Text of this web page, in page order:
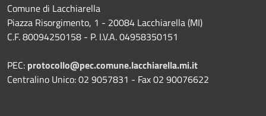
Comune di Lacchiarella
Piazza Risorgimento, 1 - 20084 Lacchiarella (MI)
C.F. 80094250158 - P. I.V.A. 04958350151
PEC: protocollo@pec.comune.lacchiarella.mi.it
Centralino Unico: 02 9057831 - Fax 02 90076622